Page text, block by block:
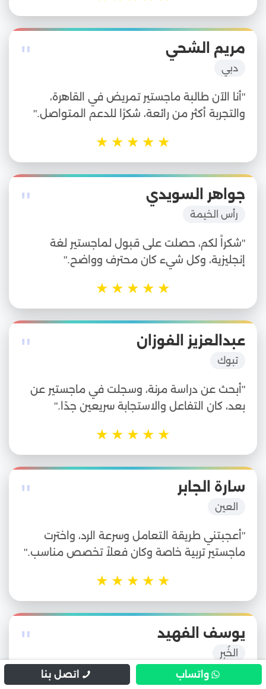
" مريم الشحي
دبي
"أنا الآن طالبة ماجستير تمريض في القاهرة،
والتجربة أكثر من رائعة، شكرًا للدعم المتواصل."
★
★
★
★
★
" جواهر السويدي
رأس الخيمة
"شكراً لكم، حصلت على قبول لماجستير لغة
إنجليزية، وكل شيء كان محترف وواضح."
★
★
★
★
★
" عبدالعزيز الفوزان
تبوك
"أبحث عن دراسة مرنة، وسجلت في ماجستير عن
بعد، كان التفاعل والاستجابة سريعين جدًا."
★
★
★
★
★
" سارة الجابر
العين
"أعجبتني طريقة التعامل وسرعة الرد، واخترت
ماجستير تربية خاصة وكان فعلاً تخصص مناسب."
★
★
★
★
★
" يوسف الفهيد
الخُبر
"التسجيل في ماجستير طب أسنان كان سهل
واتساب اتصل بنا